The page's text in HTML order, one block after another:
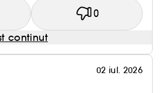
0
continut
02 iul. 2026